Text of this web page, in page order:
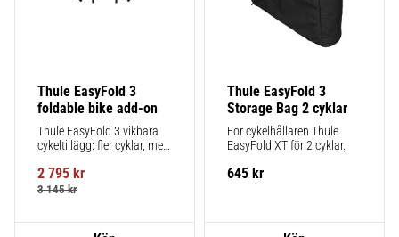
Thule EasyFold 3
foldable bike add-on
Thule EasyFold 3 vikbara
cykeltillägg: fler cyklar, mer
2 795 kr
3 145kr
Thule EasyFold 3
Storage Bag 2 cyklar
För cykelhållaren Thule
EasyFold XT för 2 cyklar.
645 kr